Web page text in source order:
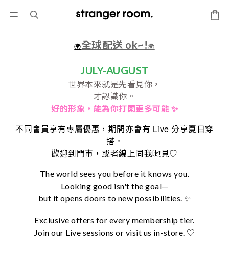
🌍全球配送 ok~!🌍
JULY-AUGUST
世界本來就是先看見你，
才認識你。
好的形象， 能為你打開更多可能 ✨
不同會員享有專屬優惠，期間亦會有 Live分享夏日穿
搭。
歡迎到門市，或者線上同我哋見♡
The world sees you before it knows you.
Looking good isn't the goal—
but it opens doors to new possibilities. ✨
Exclusive offers for every membership tier.
Join our Live sessions or visit us in-store. ♡